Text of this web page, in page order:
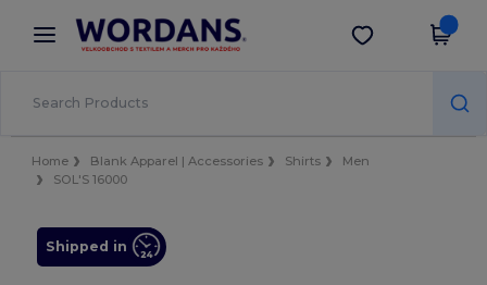
× Aplikace Wordans
Lepší ceny v aplikaci!
Stáhnout app
Home Blank Apparel | Accessories Shirts
Men
SOL'S 16000
Shipped in